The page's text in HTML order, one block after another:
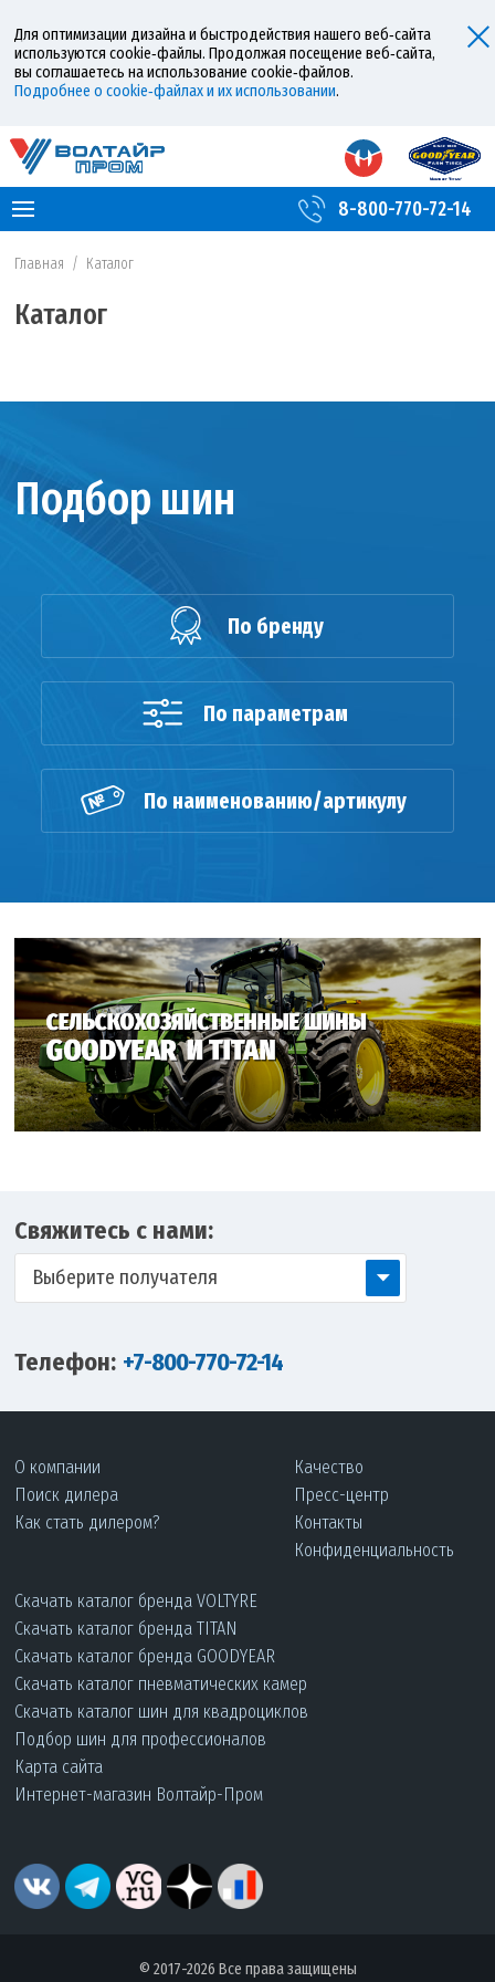
Для оптимизации дизайна и быстродействия нашего веб‑сайта
используются cookie‑файлы. Продолжая посещение веб‑сайта,
вы соглашаетесь на использование cookie‑файлов.
Подробнее о cookie‑файлах и их использовании.
8-800-770-72-14
Главная / Каталог
Каталог
Подбор шин
По бренду
По параметрам
По наименованию/артикулу
Свяжитесь с нами:
Выберите получателя
Телефон: +7-800-770-72-14
О компании
Поиск дилера
Как стать дилером?
Качество
Пресс-центр
Контакты
Конфиденциальность
Скачать каталог бренда VOLTYRE
Скачать каталог бренда TITAN
Скачать каталог бренда GOODYEAR
Скачать каталог пневматических камер
Скачать каталог шин для квадроциклов
Подбор шин для профессионалов
Карта сайта
Интернет-магазин Волтайр-Пром
© 2017-2026 Все права защищены